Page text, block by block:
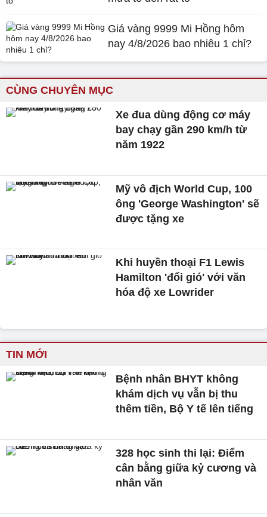
Giá vàng 9999 Mi Hồng hôm
nay 4/8/2026 bao nhiêu 1 chỉ?
CÙNG CHUYÊN MỤC
Xe đua dùng động cơ máy
bay chạy gần 290 km/h từ
năm 1922
Mỹ vô địch World Cup, 100
ông 'George Washington' sẽ
được tặng xe
Khi huyền thoại F1 Lewis
Hamilton 'đổi gió' với văn
hóa độ xe Lowrider
TIN MỚI
Bệnh nhân BHYT không
khám dịch vụ vẫn bị thu
thêm tiền, Bộ Y tế lên tiếng
328 học sinh thi lại: Điểm
cân bằng giữa kỷ cương và
nhân văn